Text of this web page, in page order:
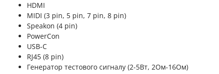
HDMI
MIDI (3 pin, 5 pin, 7 pin, 8 pin)
Speakon (4 pin)
PowerCon
USB-С
RJ45 (8 pin)
Генератор тестового сигналу (2-5Вт, 2Ом-16Ом)